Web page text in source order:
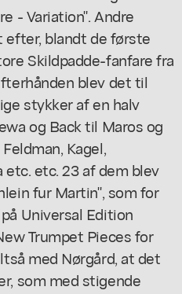
- Variation". Andre
blandt de første
Skildpadde-fanfare fra
blev det til
stykker af en halv
og Back til Maros og
Kagel,
etc. etc. 23 af dem blev
fur Martin", som for
Universal Edition
Trumpet Pieces for
med Nørgård, at det
som med stigende